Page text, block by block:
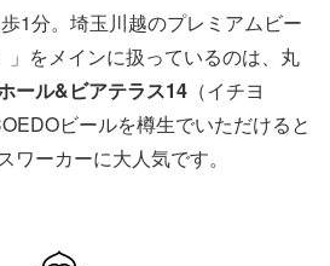
1分。埼玉川越のプレミアムビー
」をメインに扱っているのは、丸
ール&ビアテラス14 （イチヨ
ビールを樽生でいただけると
ワーカーに大人気です。